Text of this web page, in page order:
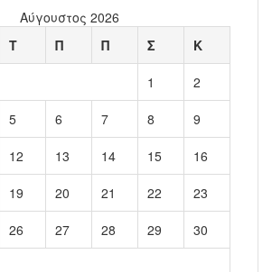
Αύγουστος 2026
Τ Π Π Σ Κ
1 2
5 6 7 8 9
12 13 14 15 16
19 20 21 22 23
26 27 28 29 30